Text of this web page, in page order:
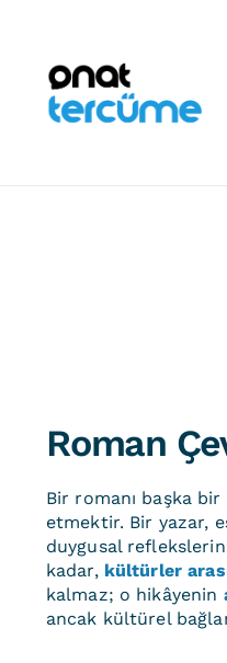
Roman
Bir romanı başka
etmektir. Bir yazar,
duygusal
kadar, kültürler
kalmaz; o hikâyenin
ancak kültürel